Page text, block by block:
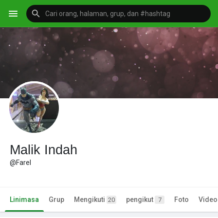
Malik Indah
@Farel
Linimasa Grup Mengikuti 20 pengikut 7 Foto Video